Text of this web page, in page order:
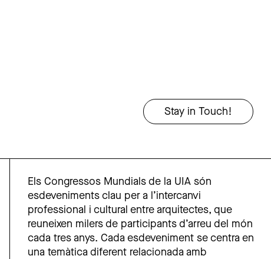
Els Congressos Mundials de la UIA són
esdeveniments clau per a l’intercanvi
professional i cultural entre arquitectes, que
reuneixen milers de participants d’arreu del món
cada tres anys. Cada esdeveniment se centra en
una temàtica diferent relacionada amb